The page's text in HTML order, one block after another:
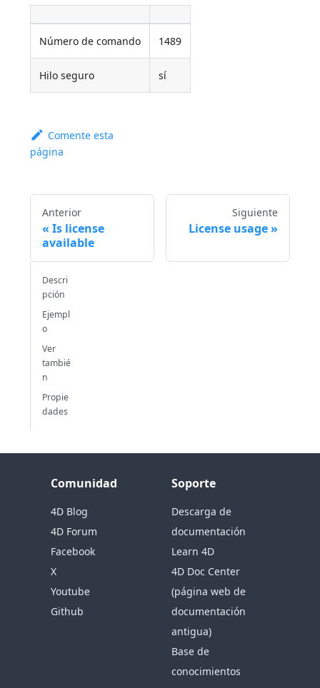
Número de comando 1489
Hilo seguro sí
Comente esta
página
Anterior
Is license
available
Siguiente
License usage
Descri
pción
Ejempl
o
Ver
tambié
n
Propie
dades
Comunidad
4D Blog
4D Forum
Facebook
X
Youtube
Github
Soporte
Descarga de
documentación
Learn 4D
4D Doc Center
(página web de
documentación
antigua)
Base de
conocimientos